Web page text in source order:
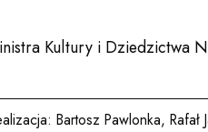
Kultury i Dziedzictwa
Bartosz Pawlonka, Rafał